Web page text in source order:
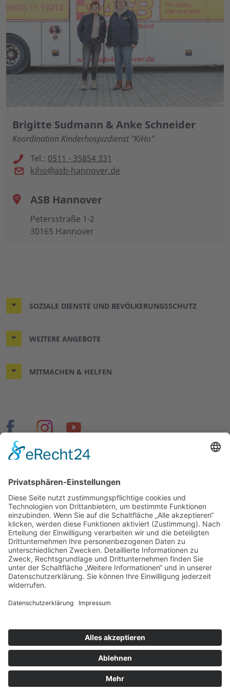
Brigitte Sudmann & Anke Schneider
Koordination Kinderhospizdienst "KiHo"
Tel.: 0511 - 35854 331
kiho@asb-hannover.de
ASB Hannover
Petersstraße 1-2
30165 Hannover
SOZIALE DIENSTE UND BEVÖLKERUNGSSCHUTZ
WEITERE ANGEBOTE
MITMACHEN & HELFEN
© 2026 ASB Hannover-Stadt
Datenschutz
Cookie-Einstellungen
Seiten speziell für Mitglieder und Mitarbeitende:
MeinASB|OIMS|HiOrg-Server| RITA